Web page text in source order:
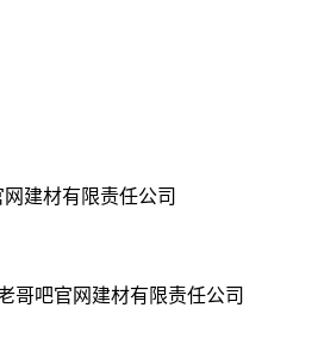
哥吧官网建材有限责任公司